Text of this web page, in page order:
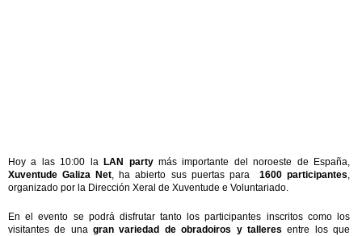
Hoy a las 10:00 laLAN partymás importante del noroeste de España,
Xuventude Galiza Net, ha abierto sus puertas para 1600 participantes,
organizado por la Dirección Xeral de Xuventude e Voluntariado.
En el evento se podrá disfrutar tanto los participantes inscritos como los
visitantes de unagran variedad de obradoiros y talleres entre los que